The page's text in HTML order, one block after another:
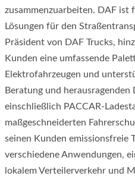
zusammenzuarbeiten. DAF ist
Lösungen für den
Präsident von DAF Trucks,
Kunden eine umfassende
Elektrofahrzeugen und
Beratung und herausragenden
einschließlich PACCAR-
maßgeschneiderten
seinen Kunden emissionsfreie
verschiedene Anwendungen,
lokalem Verteilerverkehr und